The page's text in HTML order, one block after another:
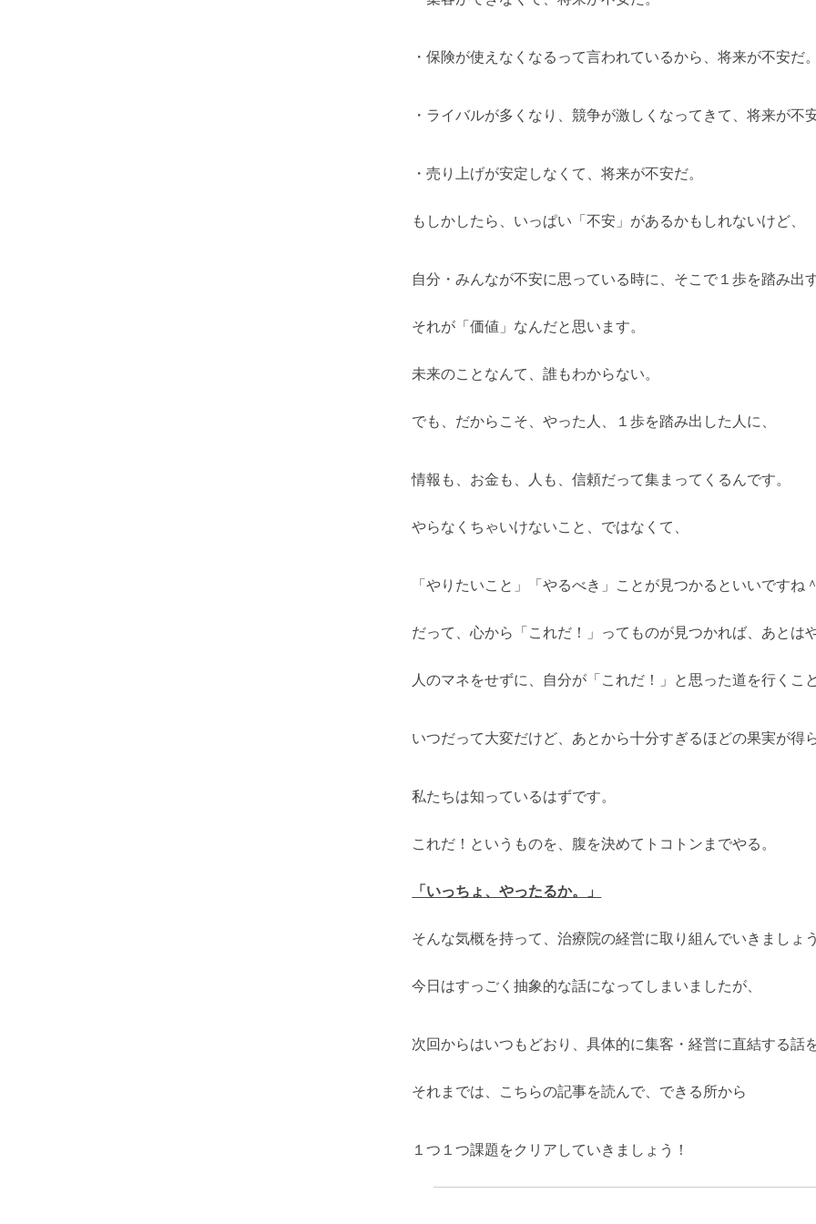
・保険が使えなくなるって言われているから、将来が不安だ。
・ライバルが多くなり、競争が激しくなってきて、将来が不安
・売り上げが安定しなくて、将来が不安だ。
もしかしたら、いっぱい「不安」があるかもしれないけど、
自分・みんなが不安に思っている時に、そこで１歩を踏み出
それが「価値」なんだと思います。
未来のことなんて、誰もわからない。
でも、だからこそ、やった人、１歩を踏み出した人に、
情報も、お金も、人も、信頼だって集まってくるんです。
やらなくちゃいけないこと、ではなくて、
「やりたいこと」「やるべき」ことが見つかるといいですね
だって、心から「これだ！」ってものが見つかれば、あとは
人のマネをせずに、自分が「これだ！」と思った道を行くこと
いつだって大変だけど、あとから十分すぎるほどの果実が得
私たちは知っているはずです。
これだ！というものを、腹を決めてトコトンまでやる。
「いっちょ、やったるか。」
そんな気概を持って、治療院の経営に取り組んでいきましょ
今日はすっごく抽象的な話になってしまいましたが、
次回からはいつもどおり、具体的に集客・経営に直結する話
それまでは、こちらの記事を読んで、できる所から
１つ１つ課題をクリアしていきましょう！